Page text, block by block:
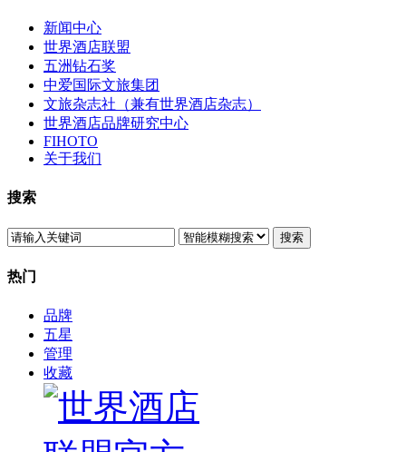
新闻中心
世界酒店联盟
五洲钻石奖
中爱国际文旅集团
文旅杂志社（兼有世界酒店杂志）
世界酒店品牌研究中心
FIHOTO
关于我们
搜索
搜索
热门
品牌
五星
管理
收藏